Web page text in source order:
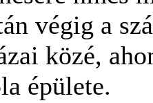
végig a
közé,
épülete.